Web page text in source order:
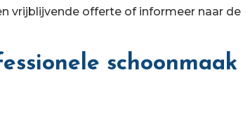
vrijblijvende offerte of informeer naar de
schoonmaak